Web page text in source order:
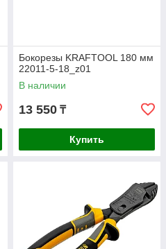
Бокорезы KRAFTOOL 180 мм
22011-5-18_z01
В наличии
13 550 ₸
Купить